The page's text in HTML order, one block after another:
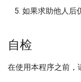
api-ms-win-core-
an illegal memory
kernel errors...
如果求助他人后
自检
在使用本程序之前，